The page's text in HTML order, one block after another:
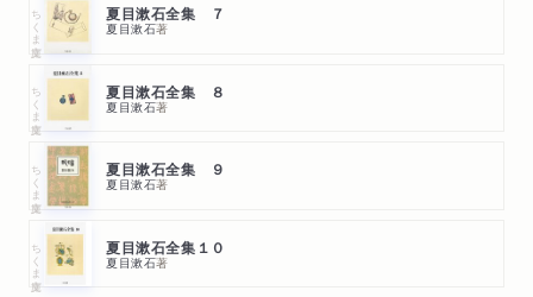
ちくま文庫 夏目漱石全集 ７
夏目漱石著
ちくま文庫 夏目漱石全集 ８
夏目漱石著
ちくま文庫 夏目漱石全集 ９
夏目漱石著
ちくま文庫 夏目漱石全集１０
夏目漱石著